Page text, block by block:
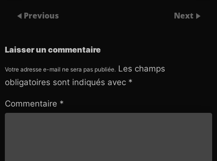
Previous Next
Laisser un commentaire
Votre adresse e-mail ne sera pas publiée. Les champs
obligatoires sont indiqués avec *
Commentaire *